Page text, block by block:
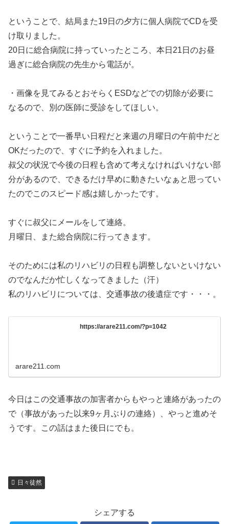
ということで、結局また19日の夕方に個人病院でCDを受
け取りました。
20日に総合病院に持っていったところ、本日21日のお昼
過ぎに総合病院の先生から電話が。
・画像を見てみるとおそらくESDなどでの切除が必要に
なるので、別の医師に受診をしてほしい。
ということで一番早い日程だと来週の月曜日の午前中だと
OKだったので、すぐに予約を入れました。
叔父の状況で今後の日程も含めて考えなければいけない部
分があるので、できるだけ早めに動きたいなぁと思ってい
たのでこのスピード感は嬉しかったです。
すぐに叔父にメールをして連絡。
月曜日、また総合病院に行ってきます。
そのためには私のリハビリの日程も調整しないといけない
のでなんだか忙しくなってきました（汗）
私のリハビリについては、交通事故の後遺症です・・・。
https://arare211.com/?p=1042
arare211.com
今日はこの交通事故の加害者からもやっと連絡があったの
で（事故があった以来9ヶ月ぶりの連絡）、やっと進めそ
うです。この話はまた後日にでも。
日々徒然
シェアする